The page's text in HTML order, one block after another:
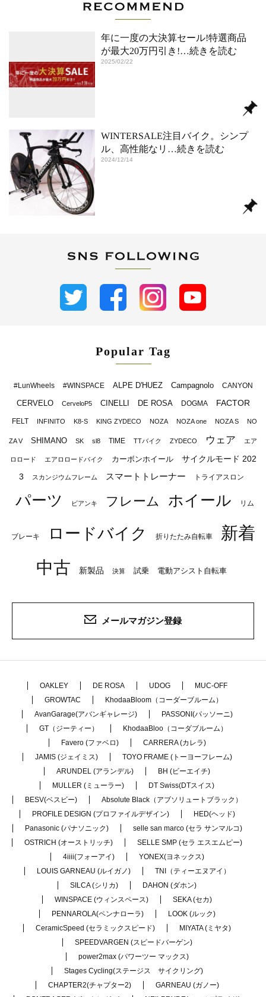
年に一度の大決算セール!特選商品
が最大20万円引き!…続きを読む
2025/02/22
WINTERSALE注目バイク。シンプ
ル、高性能なリ …続きを読む
2024/12/14
Popular Tag
#LunWheels #WINSPACE ALPE D'HUEZ Campagnolo CANYON
CERVELO CerveloP5 CINELLI DE ROSA DOGMA FACTOR
FELT INFINITO K8-S KING ZYDECO NOZA NOZA one NOZA S NO
ZA V SHIMANO SK sl8 TIME TTバイク ZYDECO ウェア エア
ロロード エアロロードバイク カーボンホイール
サイクルモード 202
3
スカンジウムフレーム スマートトレーナー トライアスロン
パーツ ビアンキ フレーム ホイール リム
ブレーキ ロードバイク 折りたたみ自転車
新着
中古
新製品 決算 試乗 電動アシスト自転車
メールマガジン登録
OAKLEY DE ROSA UDOG
MUC-OFF
GROWTAC
KhodaaBloom（コーダーブルーム）
AvanGarage(アバンギャレージ)
PASSONI(パッソーニ)
GT（ジーティー）
KhodaaBloo（コーダブルーム）
Favero (ファベロ)
CARRERA (カレラ)
JAMIS (ジェイミス)
TOYO FRAME (トーヨーフレーム)
ARUNDEL (アランデル)
BH (ビーエイチ)
MULLER (ミューラー)
DT Swiss(DTスイス)
BESV(ベスビー)
Absolute Black（アブソリュートブラック）
PROFILE DESIGN (プロファイルデザイン)
HED(ヘッド)
Panasonic (パナソニック)
selle san marco (セラ サンマルコ)
OSTRICH (オーストリッチ)
SELLE SMP (セラ エスエムピー)
4iiii(フォーアイ)
YONEX(ヨネックス)
LOUIS GARNEAU (ルイガノ)
TNI（ティーエヌアイ）
SILCA (シリカ)
DAHON (ダホン)
WINSPACE (ウィンスペース)
SEKA (セカ)
PENNAROLA(ペンナローラ)
LOOK (ルック)
CeramicSpeed (セラミックスピード)
MIYATA (ミヤタ)
SPEEDVARGEN (スピードバーゲン)
power2max (パワーツー マックス)
Stages Cycling(ステージス サイクリング)
CHAPTER2(チャプター2)
GARNEAU (ガノー)